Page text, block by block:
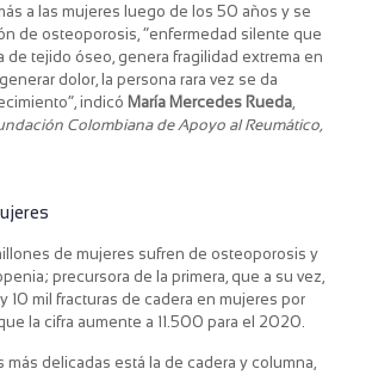
a las mujeres luego de los 50 años y se
de osteoporosis, “enfermedad silente que
de tejido óseo, genera fragilidad extrema en
dolor, la persona rara vez se da
indicó María Mercedes Rueda,
Colombiana de Apoyo al Reumático,
de mujeres sufren de osteoporosis y
precursora de la primera, que a su vez,
10 mil fracturas de cadera en mujeres por
la cifra aumente a 11.500 para el 2020.
más delicadas está la de cadera y columna,